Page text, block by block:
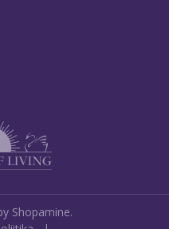
Shopamine.